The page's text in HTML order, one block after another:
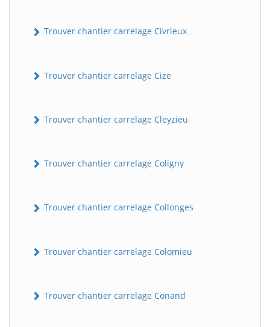
Trouver chantier carrelage Civrieux
Trouver chantier carrelage Cize
Trouver chantier carrelage Cleyzieu
Trouver chantier carrelage Coligny
Trouver chantier carrelage Collonges
Trouver chantier carrelage Colomieu
Trouver chantier carrelage Conand
B Assistant en ligne